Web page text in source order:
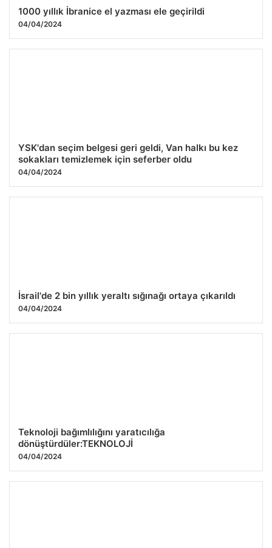
1000 yıllık İbranice el yazması ele geçirildi
04/04/2024
YSK'dan seçim belgesi geri geldi, Van halkı bu kez
sokakları temizlemek için seferber oldu
04/04/2024
İsrail'de 2 bin yıllık yeraltı sığınağı ortaya çıkarıldı
04/04/2024
Teknoloji bağımlılığını yaratıcılığa
dönüştürdüler:TEKNOLOJİ
04/04/2024